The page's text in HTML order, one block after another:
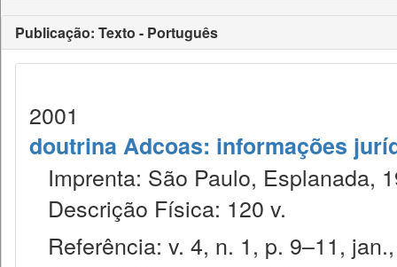
Publicação: Texto - Português
2001
doutrina Adcoas: informações
Imprenta: São Paulo, Esplanada,
Descrição Física: 120 v.
Referência: v. 4, n. 1, p. 9–11,